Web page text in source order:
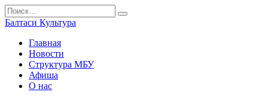
Перейти
к
содержанию
Search
for:
Балтаси Культура
Главная
Новости
Структура МБУ
Афиша
О нас